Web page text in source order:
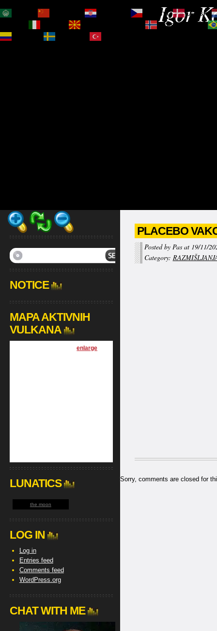
Igor
PLACEBO
Posted by Pas at 19/11/
Category:
Sorry, comments are closed for
NOTICE
MAPA AKTIVNIH
VULKANA
[enlarge
LUNATICS
the moon
LOG IN
Log in
Entries feed
Comments feed
WordPress.org
CHAT WITH ME
Čeština‎
Dansk
Norsk bokmål